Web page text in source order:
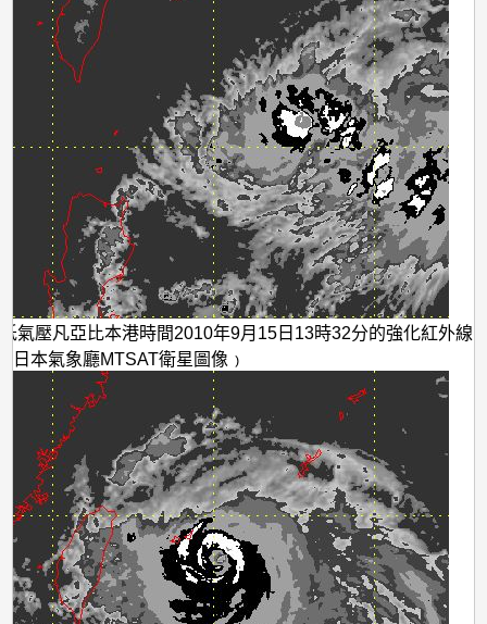
氣壓凡亞比本港時間2010年9月15日13時32分的強化紅外線
日本氣象廳MTSAT衛星圖像﹚